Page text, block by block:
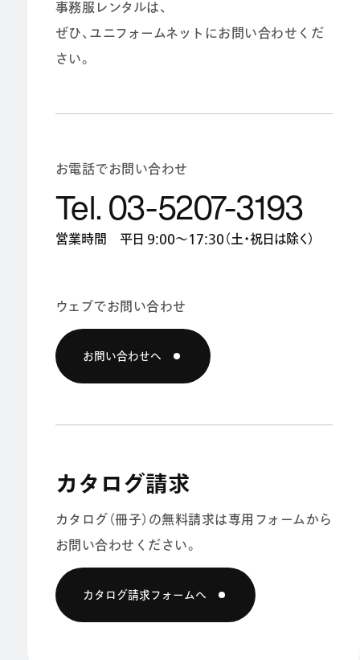
事務服レンタルは、
ぜひ、ユニフォームネットにお問い合わせくだ
さい。
お電話でお問い合わせ
Tel. 03-5207-3193
営業時間 平日 9:00〜17:30（土・祝日は除く）
ウェブでお問い合わせ
お問い合わせへ
カタログ請求
カタログ（冊子）の無料請求は専用フォームから
お問い合わせください。
カタログ請求フォームへ